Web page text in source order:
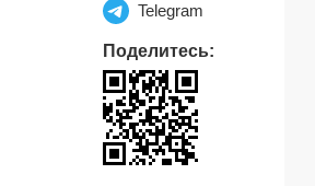
Telegram
Поделитесь: